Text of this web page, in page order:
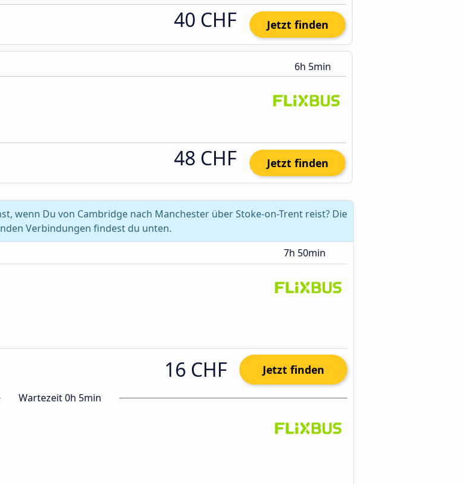
40 CHF Jetzt finden
6h 5min
48 CHF Jetzt finden
wenn Du von Cambridge nach Manchester über Stoke-on-Trent reist? Die
Verbindungen findest du unten.
7h 50min
16 CHF Jetzt finden
Wartezeit 0h 5min